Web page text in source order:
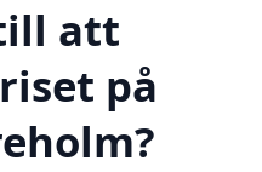
att
på